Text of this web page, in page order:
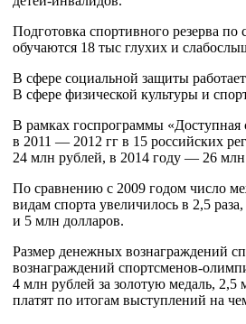
Подготовка спортивного резерва
обучаются 18 тыс глухих и
В сфере социальной защиты
В сфере физической культуры и
В рамках госпрограммы «Доступная
в 2011 — 2012 гг в 15 российских
24 млн рублей, в 2014 году — 26 млн
По сравнению с 2009 годом число
видам спорта увеличилось в 2,5
и 5 млн долларов.
Размер денежных вознаграждений
вознаграждений спортсменов-
4 млн рублей за золотую медаль,
платят по итогам выступлений на